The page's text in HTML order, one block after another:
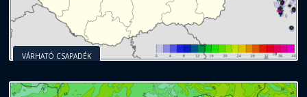
VÁRHATÓ CSAPADÉK